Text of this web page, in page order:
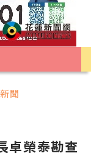
聞
卓榮泰勘查